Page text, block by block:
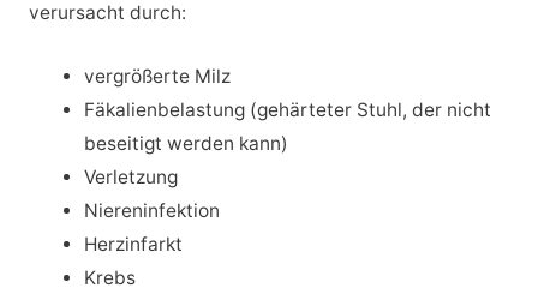
verursacht durch:
vergrößerte Milz
Fäkalienbelastung (gehärteter Stuhl, der nicht
beseitigt werden kann)
Verletzung
Niereninfektion
Herzinfarkt
Krebs